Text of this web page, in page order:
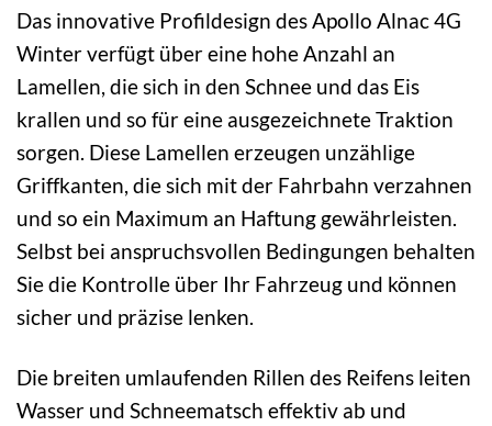
Das innovative Profildesign des Apollo Alnac 4G
Winter verfügt über eine hohe Anzahl an
Lamellen, die sich in den Schnee und das Eis
krallen und so für eine ausgezeichnete Traktion
sorgen. Diese Lamellen erzeugen unzählige
Griffkanten, die sich mit der Fahrbahn verzahnen
und so ein Maximum an Haftung gewährleisten.
Selbst bei anspruchsvollen Bedingungen behalten
Sie die Kontrolle über Ihr Fahrzeug und können
sicher und präzise lenken.
Die breiten umlaufenden Rillen des Reifens leiten
Wasser und Schneematsch effektiv ab und